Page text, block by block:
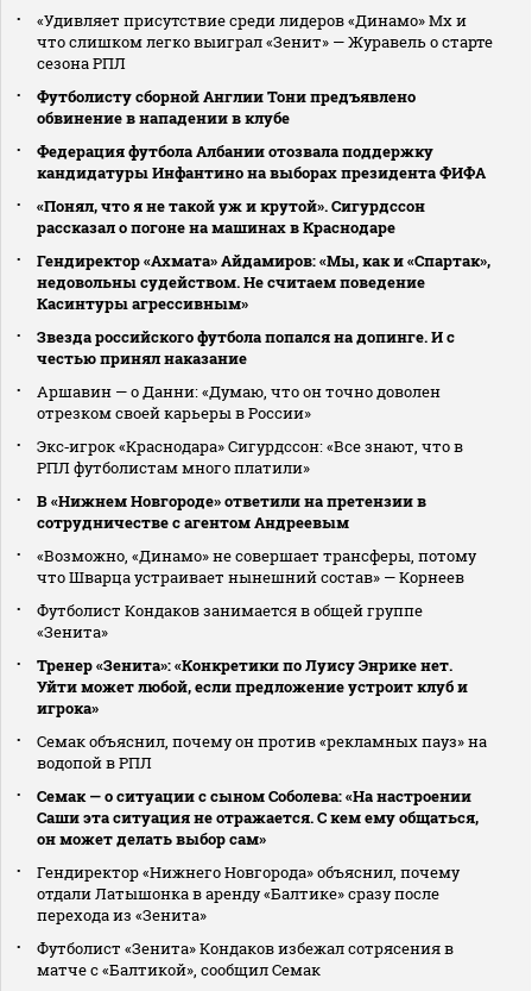
«Удивляет присутствие среди лидеров «Динамо» Мх и
что слишком легко выиграл «Зенит» — Журавель о старте
сезона РПЛ
Футболисту сборной Англии Тони предъявлено
обвинение в нападении в клубе
Федерация футбола Албании отозвала поддержку
кандидатуры Инфантино на выборах президента ФИФА
«Понял, что я не такой уж и крутой». Сигурдссон
рассказал о погоне на машинах в Краснодаре
Гендиректор «Ахмата» Айдамиров: «Мы, как и «Спартак»,
недовольны судейством. Не считаем поведение
Касинтуры агрессивным»
Звезда российского футбола попался на допинге. И с
честью принял наказание
Аршавин — о Данни: «Думаю, что он точно доволен
отрезком своей карьеры в России»
Экс‑игрок «Краснодара» Сигурдссон: «Все знают, что в
РПЛ футболистам много платили»
В «Нижнем Новгороде» ответили на претензии в
сотрудничестве с агентом Андреевым
«Возможно, «Динамо» не совершает трансферы, потому
что Шварца устраивает нынешний состав» — Корнеев
Футболист Кондаков занимается в общей группе
«Зенита»
Тренер «Зенита»: «Конкретики по Луису Энрике нет.
Уйти может любой, если предложение устроит клуб и
игрока»
Семак объяснил, почему он против «рекламных пауз» на
водопой в РПЛ
Семак — о ситуации с сыном Соболева: «На настроении
Саши эта ситуация не отражается. С кем ему общаться,
он может делать выбор сам»
Гендиректор «Нижнего Новгорода» объяснил, почему
отдали Латышонка в аренду «Балтике» сразу после
перехода из «Зенита»
Футболист «Зенита» Кондаков избежал сотрясения в
матче с «Балтикой», сообщил Семак